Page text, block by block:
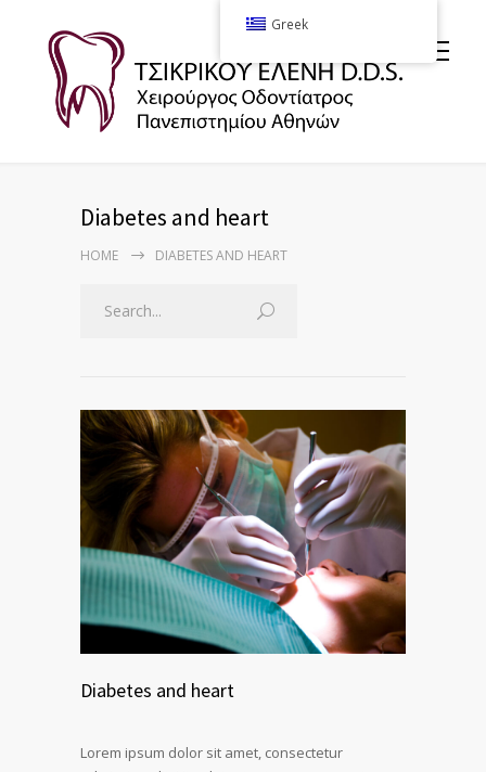
Diabetes and heart
HOME DIABETES AND HEART
Diabetes and heart
Lorem ipsum dolor sit amet, consectetur
Greek